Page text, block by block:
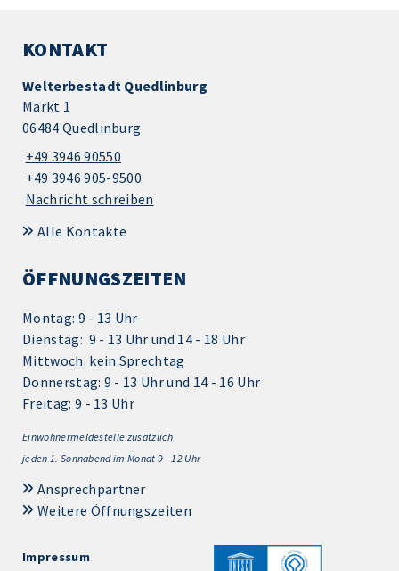
KONTAKT
Welterbestadt Quedlinburg
Markt 1
06484 Quedlinburg
+49 3946 90550
+49 3946 905-9500
Nachricht schreiben
Alle Kontakte
ÖFFNUNGSZEITEN
Montag: 9 - 13 Uhr
Dienstag: 9 - 13 Uhr und 14 - 18 Uhr
Mittwoch: kein Sprechtag
Donnerstag: 9 - 13 Uhr und 14 - 16 Uhr
Freitag: 9 - 13 Uhr
Einwohnermeldestelle zusätzlich
jeden 1. Sonnabend im Monat 9 - 12 Uhr
Ansprechpartner
Weitere Öffnungszeiten
Impressum